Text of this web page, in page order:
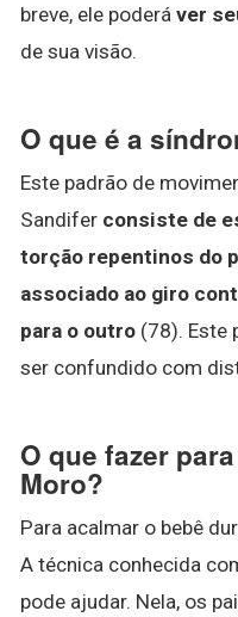
breve, ele poderá ver
de sua visão.
O que é a
Este padrão de
Sandifer consiste de
torção repentinos do
associado ao giro
para o outro (78). Este
ser confundido com
O que fazer
Moro?
Para acalmar o bebê
A técnica conhecida
pode ajudar. Nela, os